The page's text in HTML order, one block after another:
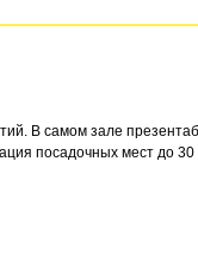
В самом зале
посадочных мест до